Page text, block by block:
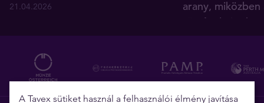
21.04.2026
arany, miközben
történelmi
A Tavex sütiket használ a felhasználói élmény javítása